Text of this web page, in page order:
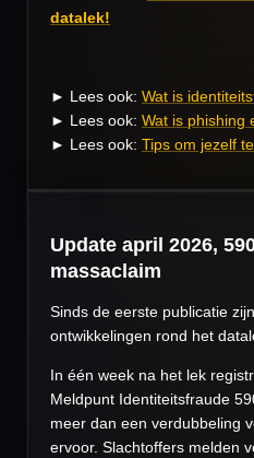
datalek!
► Lees ook: Wat is
► Lees ook: Wat is phishing
► Lees ook: Tips om jezelf
Update april 2026,
massaclaim
Sinds de eerste publicatie
ontwikkelingen rond het
In één week na het lek
Meldpunt Identiteitsfraude
meer dan een verdubbeling
ervoor. Slachtoffers melden